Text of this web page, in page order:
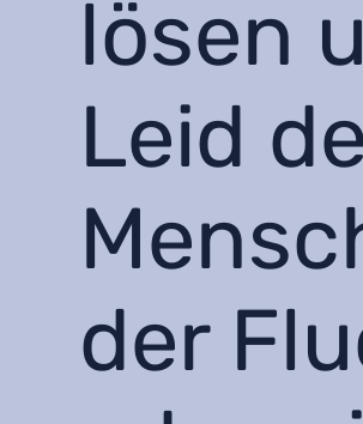
lösen
Leid
der